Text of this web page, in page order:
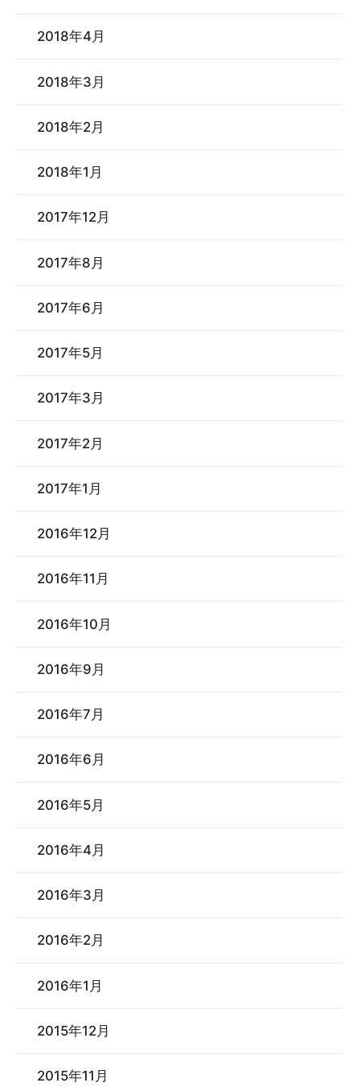
2018年4月
2018年3月
2018年2月
2018年1月
2017年12月
2017年8月
2017年6月
2017年5月
2017年3月
2017年2月
2017年1月
2016年12月
2016年11月
2016年10月
2016年9月
2016年7月
2016年6月
2016年5月
2016年4月
2016年3月
2016年2月
2016年1月
2015年12月
2015年11月